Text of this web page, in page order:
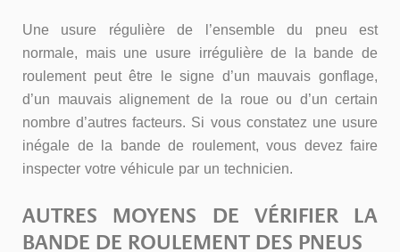
Une usure régulière de l’ensemble du pneu est
normale, mais une usure irrégulière de la bande de
roulement peut être le signe d’un mauvais gonflage,
d’un mauvais alignement de la roue ou d’un certain
nombre d’autres facteurs. Si vous constatez une usure
inégale de la bande de roulement, vous devez faire
inspecter votre véhicule par un technicien.
AUTRES MOYENS DE VÉRIFIER LA
BANDE DE ROULEMENT DES PNEUS